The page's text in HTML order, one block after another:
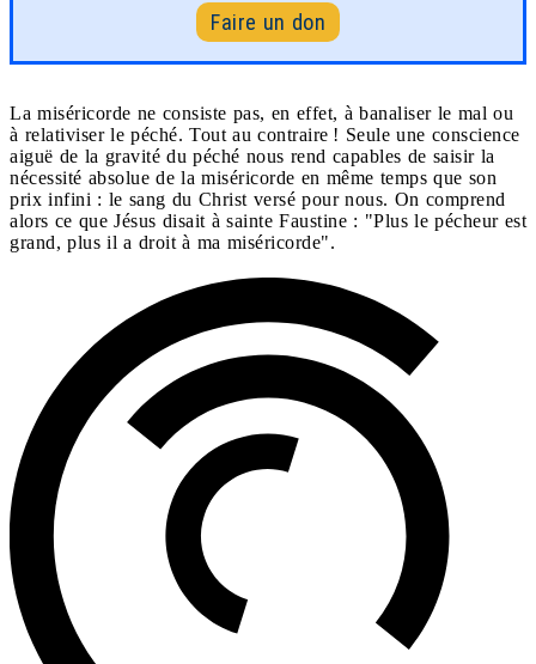
Faire un don
La miséricorde ne consiste pas, en effet, à banaliser le mal ou
à relativiser le péché. Tout au contraire ! Seule une conscience
aiguë de la gravité du péché nous rend capables de saisir la
nécessité absolue de la miséricorde en même temps que son
prix infini : le sang du Christ versé pour nous. On comprend
alors ce que Jésus disait à sainte Faustine : "Plus le pécheur est
grand, plus il a droit à ma miséricorde".